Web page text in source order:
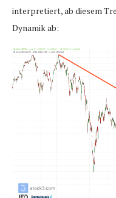
interpretiert, ab diesem
Dynamik ab: